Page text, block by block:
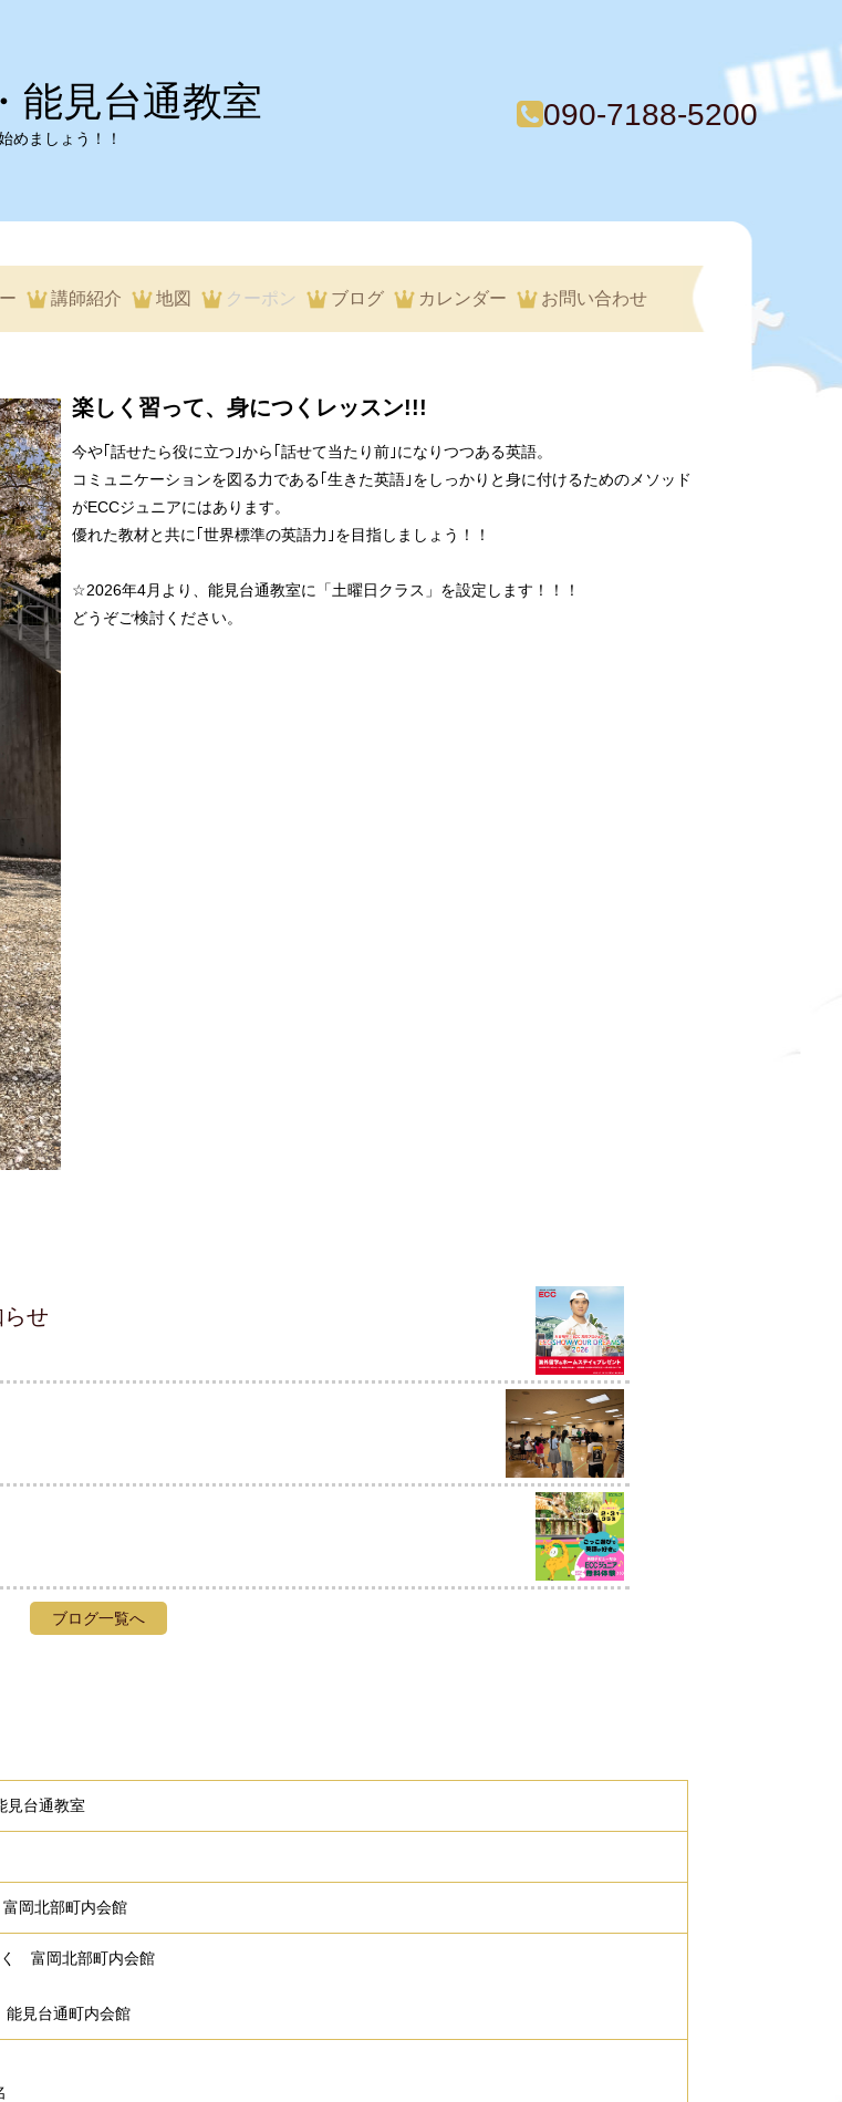
能見台通教室
めましょう！！
090-7188-5200
講師紹介 地図 クーポン ブログ カレンダー お問い合わせ
楽しく習って、身につくレッスン!!!
今や｢話せたら役に立つ｣から｢話せて当たり前｣になりつつある英語。
コミュニケーションを図る力である｢生きた英語｣をしっかりと身に付けるためのメソッド
がECCジュニアにはあります。
優れた教材と共に｢世界標準の英語力｣を目指しましょう！！
☆2026年4月より、能見台通教室に「土曜日クラス」を設定します！！！
どうぞご検討ください。
せ
ブログ一覧へ
見台通教室
岡北部町内会館
富岡北部町内会館
見台通町内会館